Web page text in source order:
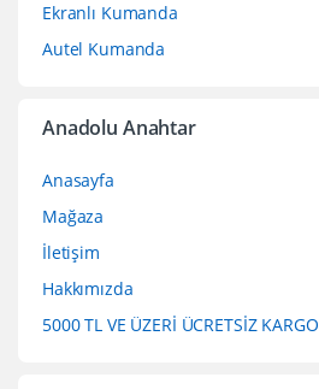
Ekranlı Kumanda
Autel Kumanda
Anadolu Anahtar
Anasayfa
Mağaza
İletişim
Hakkımızda
5000 TL VE ÜZERİ ÜCRETSİZ KARGO